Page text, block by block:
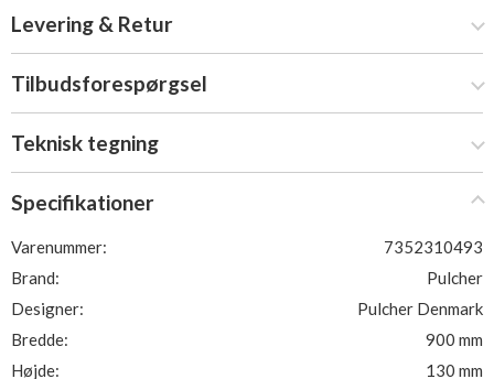
Levering & Retur
Tilbudsforespørgsel
Teknisk tegning
Specifikationer
Varenummer:
7352310493
Brand:
Pulcher
Designer:
Pulcher Denmark
Bredde:
900 mm
Højde:
130 mm